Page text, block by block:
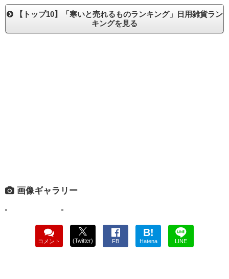
【トップ10】「寒いと売れるものランキング」日用雑貨ラン
キングを見る
画像ギャラリー
コメント (Twitter) FB
B!
Hatena LINE